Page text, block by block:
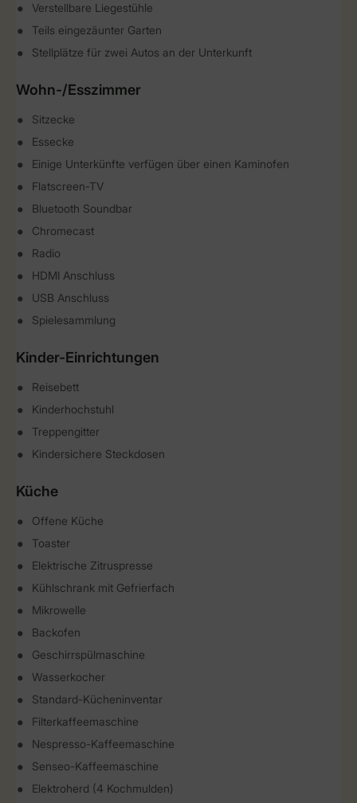
Verstellbare Liegestühle
Teils eingezäunter Garten
Stellplätze für zwei Autos an der Unterkunft
Wohn-/Esszimmer
Sitzecke
Essecke
Einige Unterkünfte verfügen über einen Kaminofen
Flatscreen-TV
Bluetooth Soundbar
Chromecast
Radio
HDMI Anschluss
USB Anschluss
Spielesammlung
Kinder-Einrichtungen
Reisebett
Kinderhochstuhl
Treppengitter
Kindersichere Steckdosen
Küche
Offene Küche
Toaster
Elektrische Zitruspresse
Kühlschrank mit Gefrierfach
Mikrowelle
Backofen
Geschirrspülmaschine
Wasserkocher
Standard-Kücheninventar
Filterkaffeemaschine
Nespresso-Kaffeemaschine
Senseo-Kaffeemaschine
Elektroherd (4 Kochmulden)